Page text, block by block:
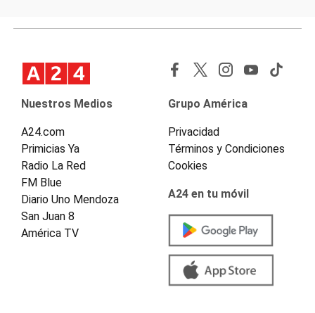
Nuestros Medios
A24.com
Primicias Ya
Radio La Red
FM Blue
Diario Uno Mendoza
San Juan 8
América TV
Grupo América
Privacidad
Términos y Condiciones
Cookies
A24 en tu móvil